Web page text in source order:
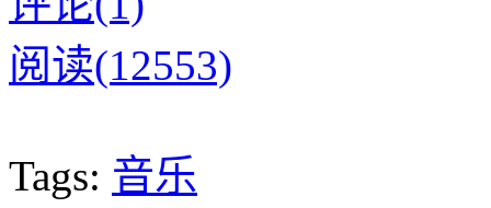
阅读(12553)
Tags: 音乐